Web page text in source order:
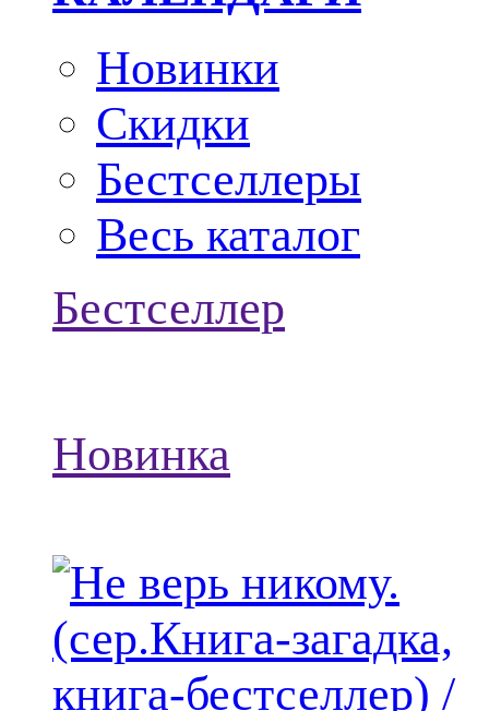
Новинки
Скидки
Бестселлеры
Весь каталог
Бестселлер
Новинка